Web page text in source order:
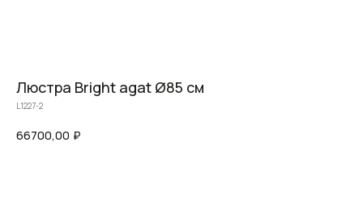
Люстра Bright agat Ø85 см
L1227-2
66700,00 ₽